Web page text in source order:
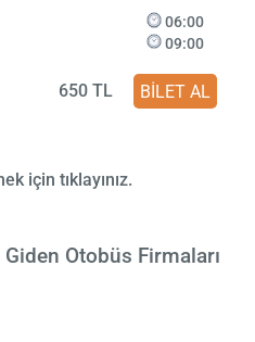
06:00
09:00
650 TL BİLET AL
için tıklayınız.
Otobüs Firmaları